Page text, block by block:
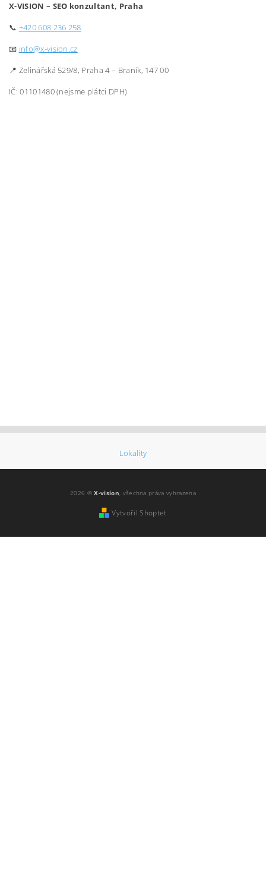
X-VISION – SEO konzultant, Praha
📞 +420 608 236 258
📧 info@x-vision.cz
📍 Zelinářská 529/8, Praha 4 – Braník, 147 00
IČ: 01101480 (nejsme plátci DPH)
Lokality
2026 ©X-vision, všechna práva vyhrazena
Vytvořil Shoptet